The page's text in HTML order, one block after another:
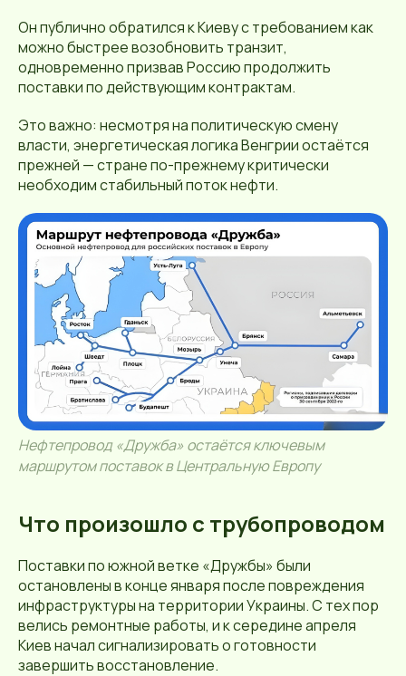
Он публично обратился к Киеву с требованием как
можно быстрее возобновить транзит,
одновременно призвав Россию продолжить
поставки по действующим контрактам.
Это важно: несмотря на политическую смену
власти, энергетическая логика Венгрии остаётся
прежней — стране по-прежнему критически
необходим стабильный поток нефти.
Нефтепровод «Дружба» остаётся ключевым
маршрутом поставок в Центральную Европу
Что произошло с трубопроводом
Поставки по южной ветке «Дружбы» были
остановлены в конце января после повреждения
инфраструктуры на территории Украины. С тех пор
велись ремонтные работы, и к середине апреля
Киев начал сигнализировать о готовности
завершить восстановление.